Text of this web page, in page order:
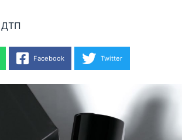
ДТП
Facebook Twitter